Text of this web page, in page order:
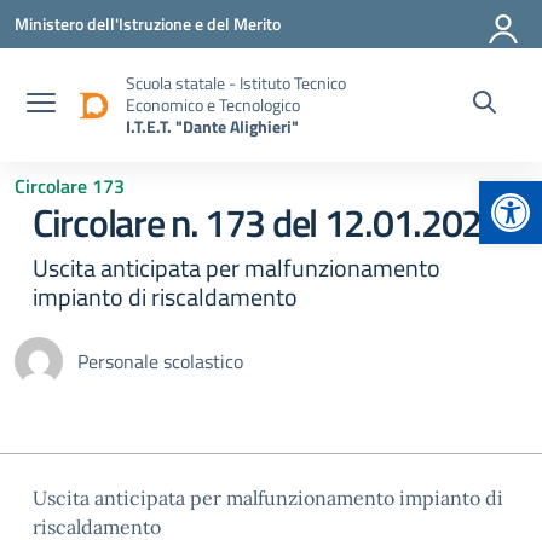
Vai ai contenuti
Vai al menu di navigazione
Vai al footer
Ministero dell'Istruzione e del Merito
Scuola statale - Istituto Tecnico
Economico e Tecnologico
I.T.E.T. "Dante Alighieri"
Circolare 173
Circolare n. 173 del 12.01.2026
Uscita anticipata per malfunzionamento
impianto di riscaldamento
Personale scolastico
Uscita anticipata per malfunzionamento impianto di
riscaldamento